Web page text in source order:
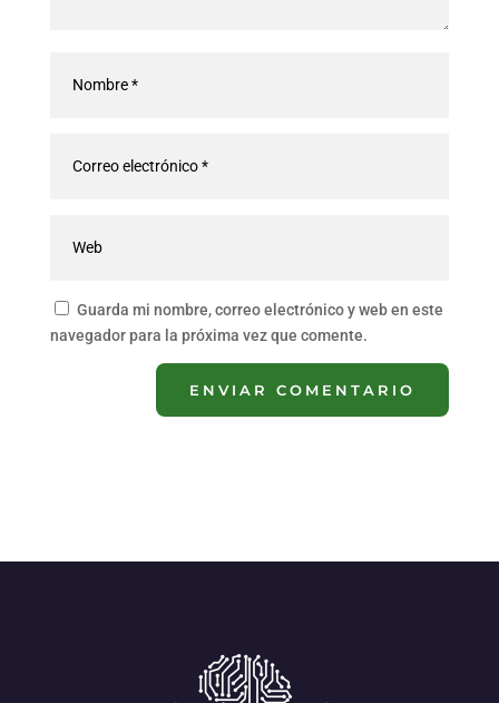
Guarda mi nombre, correo electrónico y web en este
navegador para la próxima vez que comente.
ENVIAR COMENTARIO